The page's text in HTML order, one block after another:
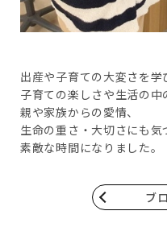
出産や子育ての大変さを学
子育ての楽しさや生活の中
親や家族からの愛情、
生命の重さ・大切さにも気
素敵な時間になりました。
ブ